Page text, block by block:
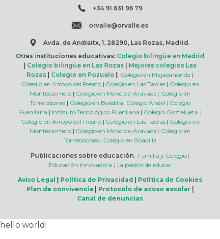
+34 91 631 96 79
orvalle@orvalle.es
Avda. de Andraitx, 1, 28290, Las Rozas, Madrid.
Otras instituciones educativas: Colegio bilingüe en Madrid
Colegio bilingüe en Las Rozas
Mejores colegios Las
Rozas
Colegio en Pozuelo Colegio en Majadahonda |
Colegio en Arroyo del Fresno| Colegio en Las Tablas| Colegio en
Montecarmelo| Colegio en Moncloa-Aravaca | Colegio en
Torrelodones| Colegio en Boadilla| Colegio Andel | Colegio
Fuenllana | Instituto Tecnológico Fuenllana | Colegio Gaztelueta |
Colegio en Arroyo del Fresno| Colegio en Las Tablas| Colegio en
Montecarmelo| Colegio en Moncloa-Aravaca | Colegio en
Torrelodones | Colegio en Boadilla
Publicaciones sobre educación: Familia y Colegio |
Educación Innovadora | La pasión de educar
Aviso Legal
Política de Privacidad
Política de Cookies
Plan de convivencia
Protocolo de acoso escolar
Canal de denuncias
hello world!